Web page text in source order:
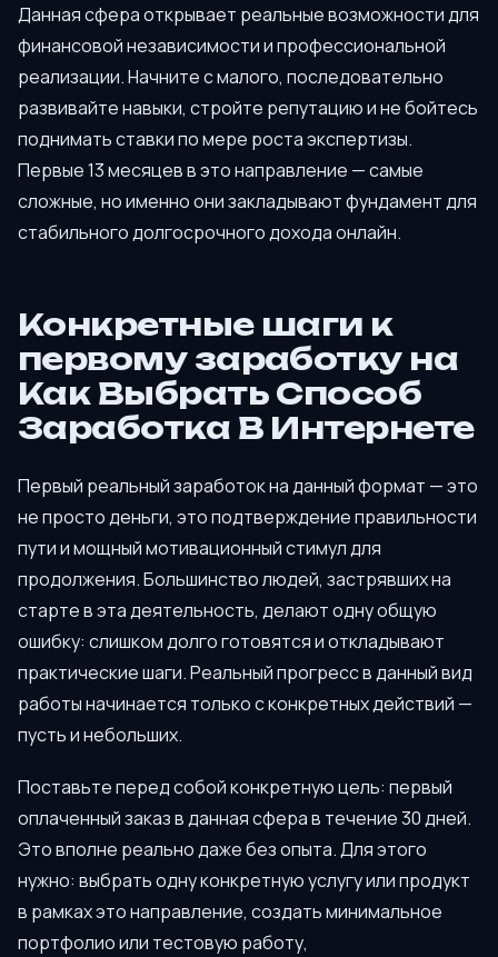
Данная сфера открывает реальные возможности для
финансовой независимости и профессиональной
реализации. Начните с малого, последовательно
развивайте навыки, стройте репутацию и не бойтесь
поднимать ставки по мере роста экспертизы.
Первые 13 месяцев в это направление — самые
сложные, но именно они закладывают фундамент для
стабильного долгосрочного дохода онлайн.
Конкретные шаги к
первому заработку на
Как Выбрать Способ
Заработка В Интернете
Первый реальный заработок на данный формат — это
не просто деньги, это подтверждение правильности
пути и мощный мотивационный стимул для
продолжения. Большинство людей, застрявших на
старте в эта деятельность, делают одну общую
ошибку: слишком долго готовятся и откладывают
практические шаги. Реальный прогресс в данный вид
работы начинается только с конкретных действий —
пусть и небольших.
Поставьте перед собой конкретную цель: первый
оплаченный заказ в данная сфера в течение 30 дней.
Это вполне реально даже без опыта. Для этого
нужно: выбрать одну конкретную услугу или продукт
в рамках это направление, создать минимальное
портфолио или тестовую работу,